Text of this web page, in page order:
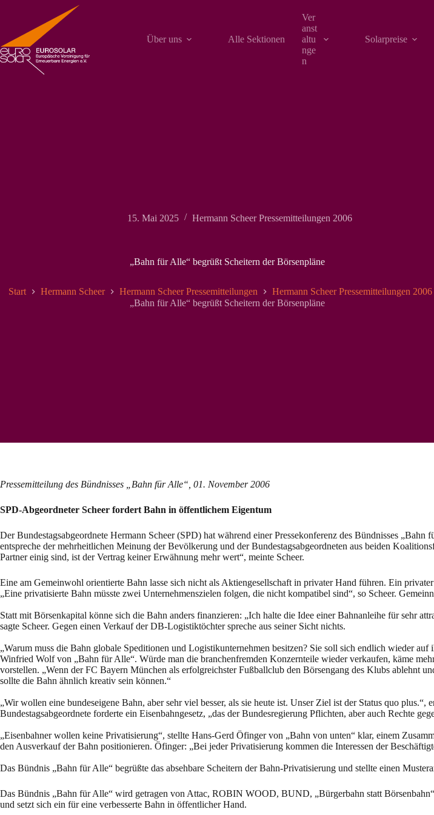
Über uns
Alle Sektionen
Ver
anst
altu
nge
n
Solarpreise
15. Mai 2025 Hermann Scheer Pressemitteilungen 2006
„Bahn für Alle“ begrüßt Scheitern der Börsenpläne
Start Hermann Scheer Hermann Scheer Pressemitteilungen
Hermann Scheer Pressemitteilungen 2006
„Bahn für Alle“ begrüßt Scheitern der Börsenpläne
Pressemitteilung des Bündnisses „Bahn für Alle“, 01. November 2006
SPD-Abgeordneter Scheer fordert Bahn in öffentlichem Eigentum
Der Bundestagsabgeordnete Hermann Scheer (SPD) hat während einer Pressekonferenz des Bündnisses
entspreche der mehrheitlichen Meinung der Bevölkerung und der Bundestagsabgeordneten aus beiden
Partner einig sind, ist der Vertrag keiner Erwähnung mehr wert“, meinte Scheer.
Eine am Gemeinwohl orientierte Bahn lasse sich nicht als Aktiengesellschaft in privater Hand führen. Ein
„Eine privatisierte Bahn müsste zwei Unternehmenszielen folgen, die nicht kompatibel sind“, so Scheer.
Statt mit Börsenkapital könne sich die Bahn anders finanzieren: „Ich halte die Idee einer Bahnanleihe für sehr
sagte Scheer. Gegen einen Verkauf der DB-Logistiktöchter spreche aus seiner Sicht nichts.
„Warum muss die Bahn globale Speditionen und Logistikunternehmen besitzen? Sie soll sich endlich wieder
Winfried Wolf von „Bahn für Alle“. Würde man die branchenfremden Konzernteile wieder verkaufen, käme
vorstellen. „Wenn der FC Bayern München als erfolgreichster Fußballclub den Börsengang des Klubs ablehnt
sollte die Bahn ähnlich kreativ sein können.“
„Wir wollen eine bundeseigene Bahn, aber sehr viel besser, als sie heute ist. Unser Ziel ist der Status quo
Bundestagsabgeordnete forderte ein Eisenbahngesetz, „das der Bundesregierung Pflichten, aber auch Rechte
„Eisenbahner wollen keine Privatisierung“, stellte Hans-Gerd Öfinger von „Bahn von unten“ klar, einem
den Ausverkauf der Bahn positionieren. Öfinger: „Bei jeder Privatisierung kommen die Interessen der
Das Bündnis „Bahn für Alle“ begrüßte das absehbare Scheitern der Bahn-Privatisierung und stellte einen
Das Bündnis „Bahn für Alle“ wird getragen von Attac, ROBIN WOOD, BUND, „Bürgerbahn statt
und setzt sich ein für eine verbesserte Bahn in öffentlicher Hand.